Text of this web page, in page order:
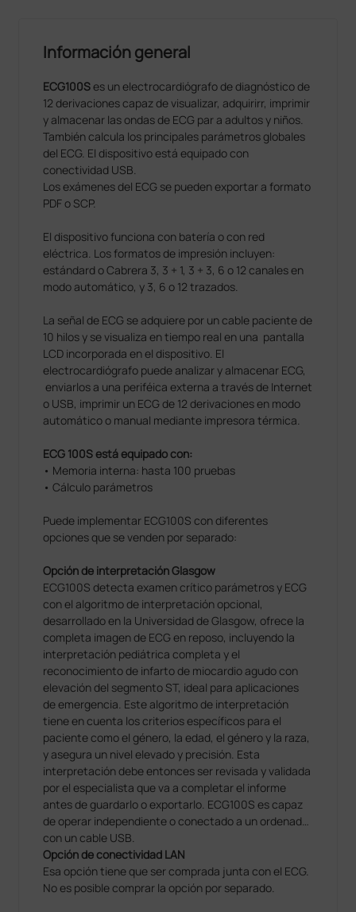
Información general
ECG100Ses un electrocardiógrafo de diagnóstico de
12 derivaciones capaz de visualizar, adquirirr, imprimir
y almacenar las ondas de ECG par a adultos y niños.
También calcula los principales parámetros globales
del ECG. El dispositivo está equipado con
conectividad USB.
Los exámenes del ECG se pueden exportar a formato
PDF o SCP.
El dispositivo funciona con batería o con red
eléctrica. Los formatos de impresión incluyen:
estándard o Cabrera 3, 3 + 1, 3 + 3, 6 o 12 canales en
modo automático, y 3, 6 o 12 trazados.
La señal de ECG se adquiere por un cable paciente de
10 hilos y se visualiza en tiempo real en una pantalla
LCD incorporada en el dispositivo. El
electrocardiógrafo puede analizar y almacenar ECG,
enviarlos a una periféica externa a través de Internet
o USB, imprimir un ECG de 12 derivaciones en modo
automático o manual mediante impresora térmica.
ECG 100S está equipado con:
• Memoria interna: hasta 100 pruebas
• Cálculo parámetros
Puede implementar ECG100S con diferentes
opciones que se venden por separado:
Opción de interpretación Glasgow
ECG100S detecta examen crítico parámetros y ECG
con el algoritmo de interpretación opcional,
desarrollado en la Universidad de Glasgow, ofrece la
completa imagen de ECG en reposo, incluyendo la
interpretación pediátrica completa y el
reconocimiento de infarto de miocardio agudo con
elevación del segmento ST, ideal para aplicaciones
de emergencia. Este algoritmo de interpretación
tiene en cuenta los criterios específicos para el
paciente como el género, la edad, el género y la raza,
y asegura un nivel elevado y precisión. Esta
interpretación debe entonces ser revisada y validada
por el especialista que va a completar el informe
antes de guardarlo o exportarlo. ECG100S es capaz
de operar independiente o conectado a un ordenador
con un cable USB.
Opción de conectividad LAN
Esa opción tiene que ser comprada junta con el ECG.
No es posible comprar la opción por separado.